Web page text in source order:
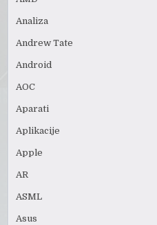
Analiza
Andrew Tate
Android
AOC
Aparati
Aplikacije
Apple
AR
ASML
Asus